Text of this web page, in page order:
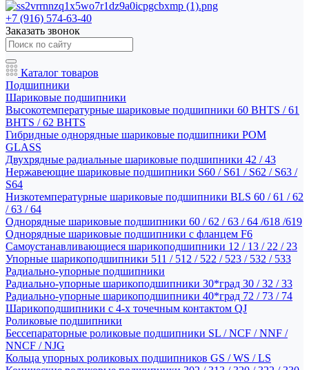
+7 (916) 574-63-40
Заказать звонок
Каталог товаров
Подшипники
Шариковые подшипники
Высокотемпературные шариковые подшипники 60 BHTS / 61
BHTS / 62 BHTS
Гибридные однорядные шариковые подшипники POM
GLASS
Двухрядные радиальные шариковые подшипники 42 / 43
Нержавеющие шариковые подшипники S60 / S61 / S62 / S63 /
S64
Низкотемпературные шариковые подшипники BLS 60 / 61 / 62
/ 63 / 64
Однорядные шариковые подшипники 60 / 62 / 63 / 64 /618 /619
Однорядные шариковые подшипники с фланцем F6
Самоустанавливающиеся шарикоподшипники 12 / 13 / 22 / 23
Упорные шарикоподшипники 511 / 512 / 522 / 523 / 532 / 533
Радиально-упорные подшипники
Радиально-упорные шарикоподшипники 30*град 30 / 32 / 33
Радиально-упорные шарикоподшипники 40*град 72 / 73 / 74
Шарикоподшипники с 4-х точечным контактом QJ
Роликовые подшипники
Бессепараторные роликовые подшипники SL / NCF / NNF /
NNCF / NJG
Кольца упорных роликовых подшипников GS / WS / LS